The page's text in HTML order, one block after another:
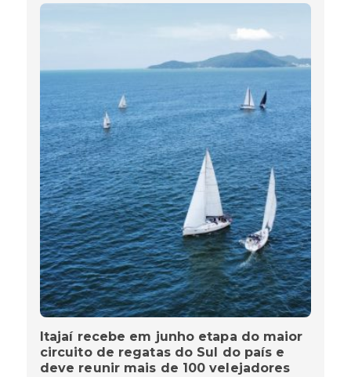
Itajaí recebe em junho etapa do maior
circuito de regatas do Sul do país e
deve reunir mais de 100 velejadores